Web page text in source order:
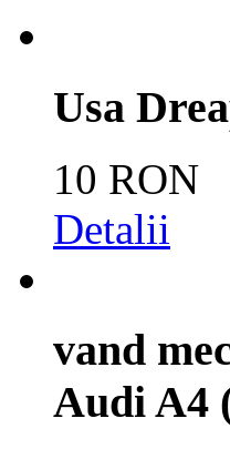
Usa
10 RON
Detalii
vand
Audi A4